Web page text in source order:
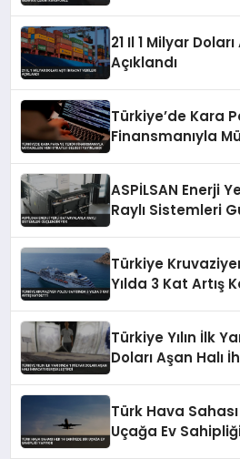
21 Il 1 Milyar
Açıklandı
Türkiye’de Kara
Finansmanıyla
ASPİLSAN Enerji
Raylı Sistemleri
Türkiye
Yılda 3 Kat Artış
Türkiye Yılın İlk
Doları Aşan Halı
Türk Hava
Uçağa Ev